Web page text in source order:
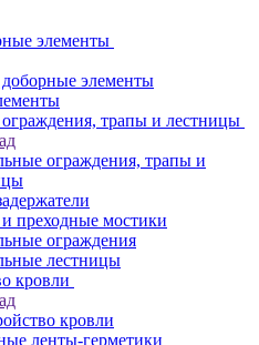
элементы
элементы
трапы и лестницы
ограждения, трапы и
преходные мостики
ограждения
лестницы
кровли
кровли
ленты-герметики